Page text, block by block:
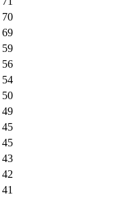
70
69
59
56
54
50
49
45
45
43
42
41